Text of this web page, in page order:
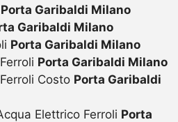
Porta Garibaldi Milano
Garibaldi Milano
Porta Garibaldi Milano
Porta Garibaldi Milano
Costo Porta Garibaldi
Elettrico Ferroli Porta